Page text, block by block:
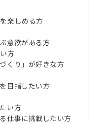
楽しめる方
意欲がある方
方
くり」が好きな方
目指したい方
い方
仕事に挑戦したい方